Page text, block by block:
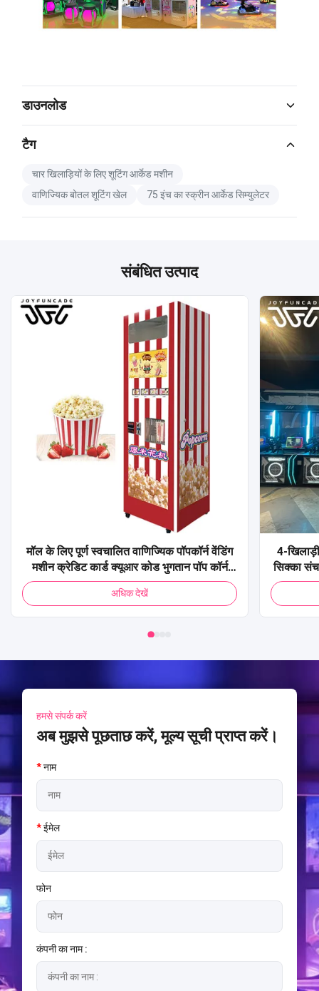
डाउनलोड
टैग
चार खिलाड़ियों के लिए शूटिंग आर्केड मशीन
वाणिज्यिक बोतल शूटिंग खेल
75 इंच का स्क्रीन आर्केड सिम्युलेटर
संबंधित उत्पाद
मॉल के लिए पूर्ण स्वचालित वाणिज्यिक पॉपकॉर्न वेंडिंग
मशीन क्रेडिट कार्ड क्यूआर कोड भुगतान पॉप कॉर्न
वेंडिंग मशीन
अधिक देखें
4-
सिक्का
शूटिंग
हमसे संपर्क करें
अब मुझसे पूछताछ करें, मूल्य सूची प्राप्त करें।
*नाम
*ईमेल
फोन
कंपनी का नाम :